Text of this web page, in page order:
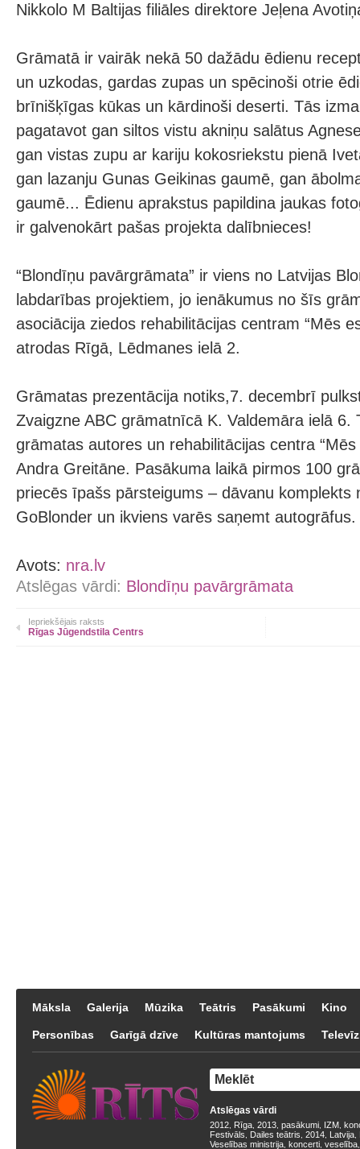
Nikkolo M Baltijas filiāles direktore Jeļena
Grāmatā ir vairāk nekā 50 dažādu ēdienu
un uzkodas, gardas zupas un spēcinoši otrie
brīnišķīgas kūkas un kārdinoši deserti. Tās
pagatavot gan siltos vistu akniņu salātus
gan vistas zupu ar kariju kokosriekstu pienā
gan lazanju Gunas Geikinas gaumē, gan
gaumē... Ēdienu aprakstus papildina jaukas
ir galvenokārt pašas projekta dalībnieces!
“Blondīņu pavārgrāmata” ir viens no Latvijas
labdarības projektiem, jo ienākumus no šīs
asociācija ziedos rehabilitācijas centram “Mēs
atrodas Rīgā, Lēdmanes ielā 2.
Grāmatas prezentācija notiks,7. decembrī
Zvaigzne ABC grāmatnīcā K. Valdemāra ielā 6.
grāmatas autores un rehabilitācijas centra
Andra Greitāne. Pasākuma laikā pirmos 100
priecēs īpašs pārsteigums – dāvanu komplekts
GoBlonder un ikviens varēs saņemt autogrāfus.
Avots: nra.lv
Atslēgas vārdi: Blondīņu pavārgrāmata
Iepriekšējais raksts
Rīgas Jūgendstila Centrs
Māksla Galerija Mūzika Teātris Pasākumi Kino
Personības Garīgā dzīve Kultūras mantojums
Atslēgas vārdi
2012 Rīga 2013 pasākumi IZM
Festivāls
Dailes teātris 2014 Latvija
Veselības ministrija koncerti veselība